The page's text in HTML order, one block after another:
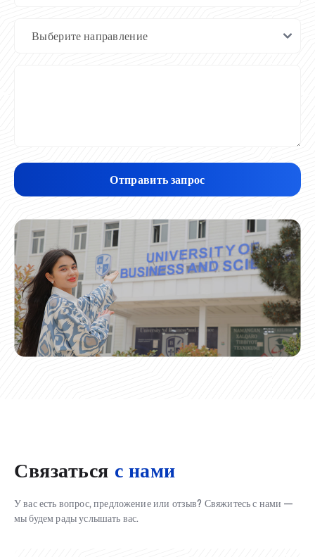
Отправить запрос
Связаться с нами
У вас есть вопрос, предложение или отзыв? Свяжитесь с нами —
мы будем рады услышать вас.